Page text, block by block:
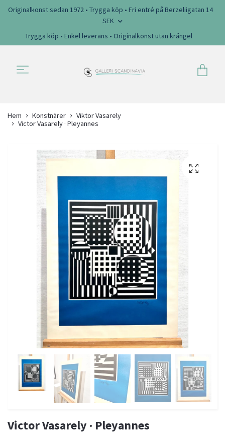
Originalkonst sedan 1972 • Trygga köp • Fri entré på Berzeliigatan 14
SEK
Trygga köp • Enkel leverans • Originalkonst utan krångel
Hem Konstnärer
Viktor Vasarely
Victor Vasarely · Pleyannes
Victor Vasarely · Pleyannes